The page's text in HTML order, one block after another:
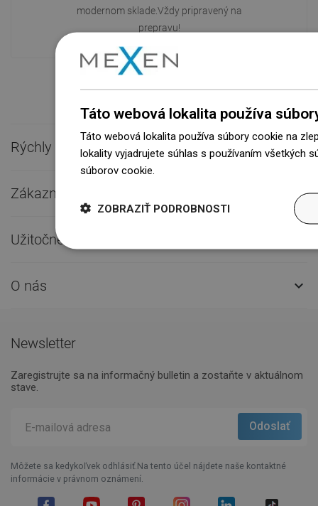
modernom sklade.Vždy pripravený na
prepravu!
Rýchly kontakt 
Zákaznícky servis 
Užitočné odkazy
O nás 
Newsletter
Zaregistrujte sa na informačný bulletin a zostaňte v aktuálnom
stave.
Môžete sa kedykoľvek odhlásiť.Na tento účel nájdete naše kontaktné
informácie v právnom oznámení.
Táto webová lokalita používa
Táto webová lokalita používa súbory cookie na
lokality vyjadrujete súhlas s používaním všetkých
súborov cookie.
ZOBRAZIŤ PODROBNOSTI